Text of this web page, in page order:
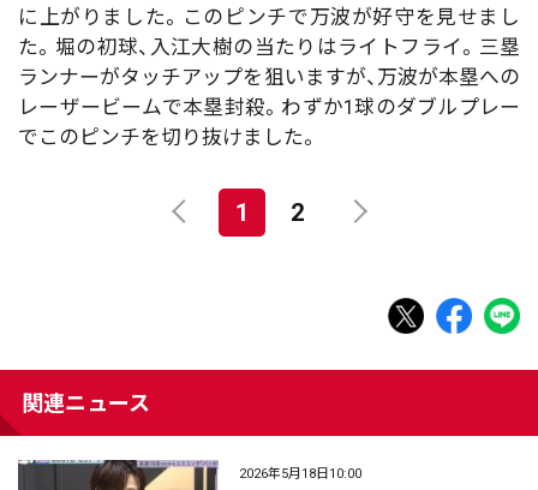
に上がりました。このピンチで万波が好守を見せまし
た。堀の初球、入江大樹の当たりはライトフライ。三塁
ランナーがタッチアップを狙いますが、万波が本塁への
レーザービームで本塁封殺。わずか1球のダブルプレー
でこのピンチを切り抜けました。
1 2
関連ニュース
2026年5月18日10:00